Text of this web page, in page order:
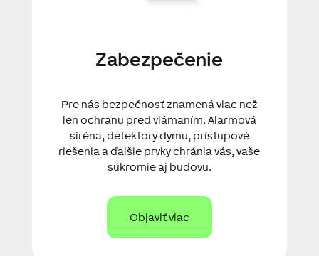
Zabezpečenie
Pre nás bezpečnosť znamená viac než
len ochranu pred vlámaním. Alarmová
siréna, detektory dymu, prístupové
riešenia a ďalšie prvky chránia vás, vaše
súkromie aj budovu.
Objaviť viac